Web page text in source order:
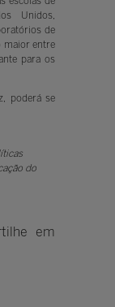
Unidos,
de
maior entre
para os
poderá se
do
em